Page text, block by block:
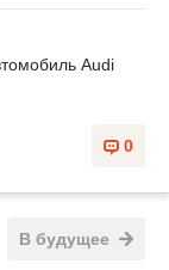
Audi
0
В будущее